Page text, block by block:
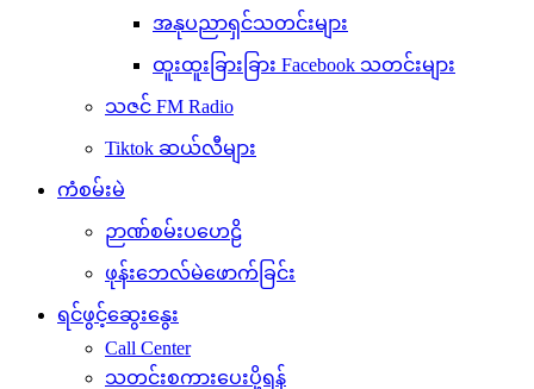
အနုပညာရှင်သတင်းများ
ထူးထူးခြားခြား Facebook သတင်းများ
သဇင် FM Radio
Tiktok ဆယ်လီများ
ကံစမ်းမဲ
ဉာဏ်စမ်းပဟေဠိ
ဖုန်းဘေလ်မဲဖောက်ခြင်း
ရင်ဖွင့်ဆွေးနွေး
Call Center
သတင်းစကားပေးပို့ရန်